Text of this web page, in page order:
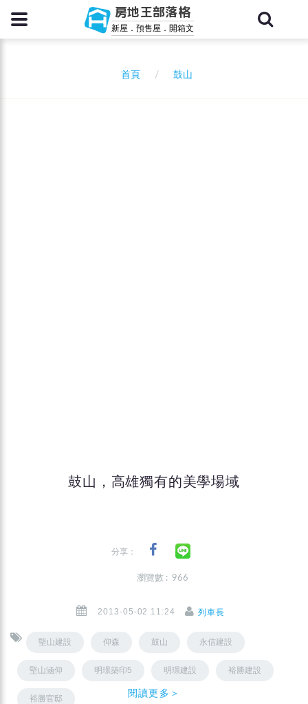
房地王部落格
新屋．預售屋．開箱文
首頁 鼓山
鼓山，高雄獨有的美學場域
分享：
瀏覽數 : 966
2013-05-02 11:24 列車長
堅山建設 仰森 鼓山 永信建設
堅山涵仰 明璟築印5 明璟建設 裕勝建設
裕勝官邸 閱讀更多＞